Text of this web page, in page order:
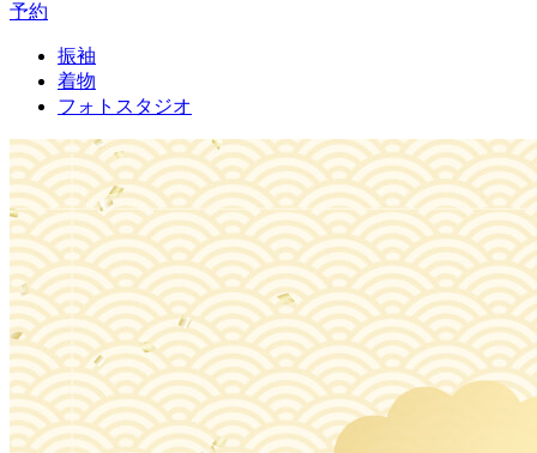
予約
振袖
着物
フォトスタジオ